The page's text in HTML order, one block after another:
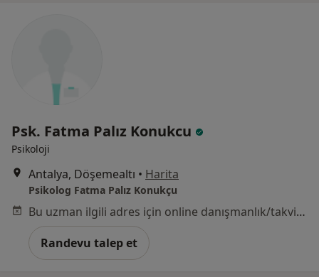
Psk. Fatma Palız Konukcu
Psikoloji
Antalya, Döşemealtı • Harita
Psikolog Fatma Palız Konukçu
Bu uzman ilgili adres için online danışmanlık/takvim sunmuyor.
Randevu talep et